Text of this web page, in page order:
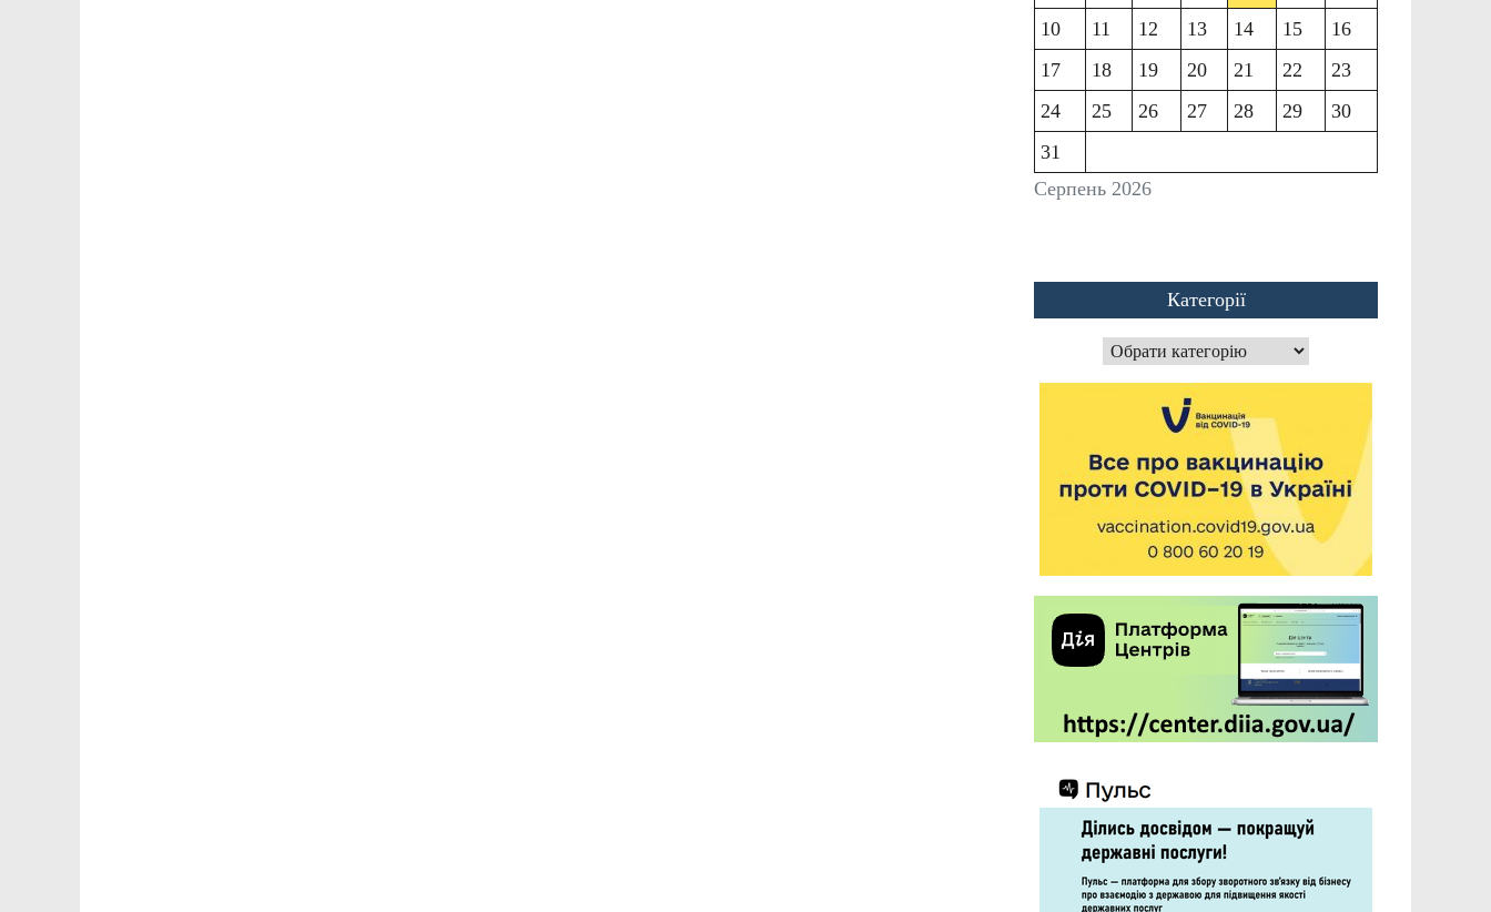
Серпень 2026
10
11 12 13 14 15
16
17
18 19 20 21 22
23
24
25 26 27 28 29
30
31
Категорії
Категорії